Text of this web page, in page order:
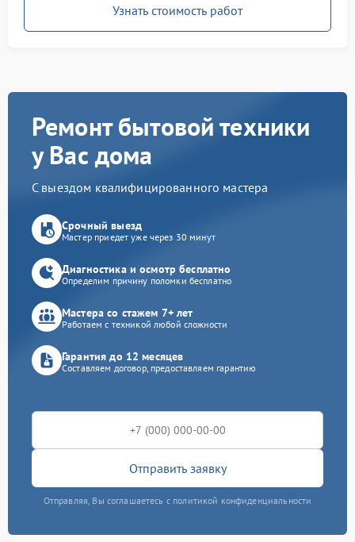
Узнать стоимость работ
Ремонт бытовой техники
у Вас дома
С выездом квалифицированного мастера
Срочный выезд
Мастер приедет уже через 30 минут
Диагностика и осмотр бесплатно
Определим причину поломки бесплатно
Мастера со стажем 7+ лет
Работаем с техникой любой сложности
Гарантия до 12 месяцев
Составляем договор, предоставляем гарантию
Отправить заявку
Отправляя, Вы соглашаетесь с политикой конфиденциальности